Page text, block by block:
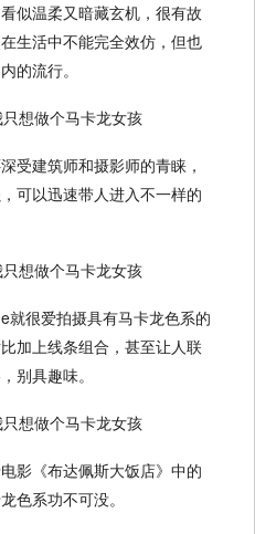
似温柔又暗藏玄机，很有故
生活中不能完全效仿，但也
的流行。
受建筑师和摄影师的青睐，
可以迅速带人进入不一样的
就很爱拍摄具有马卡龙色系的
加上线条组合，甚至让人联
别具趣味。
影《布达佩斯大饭店》中的
色系功不可没。